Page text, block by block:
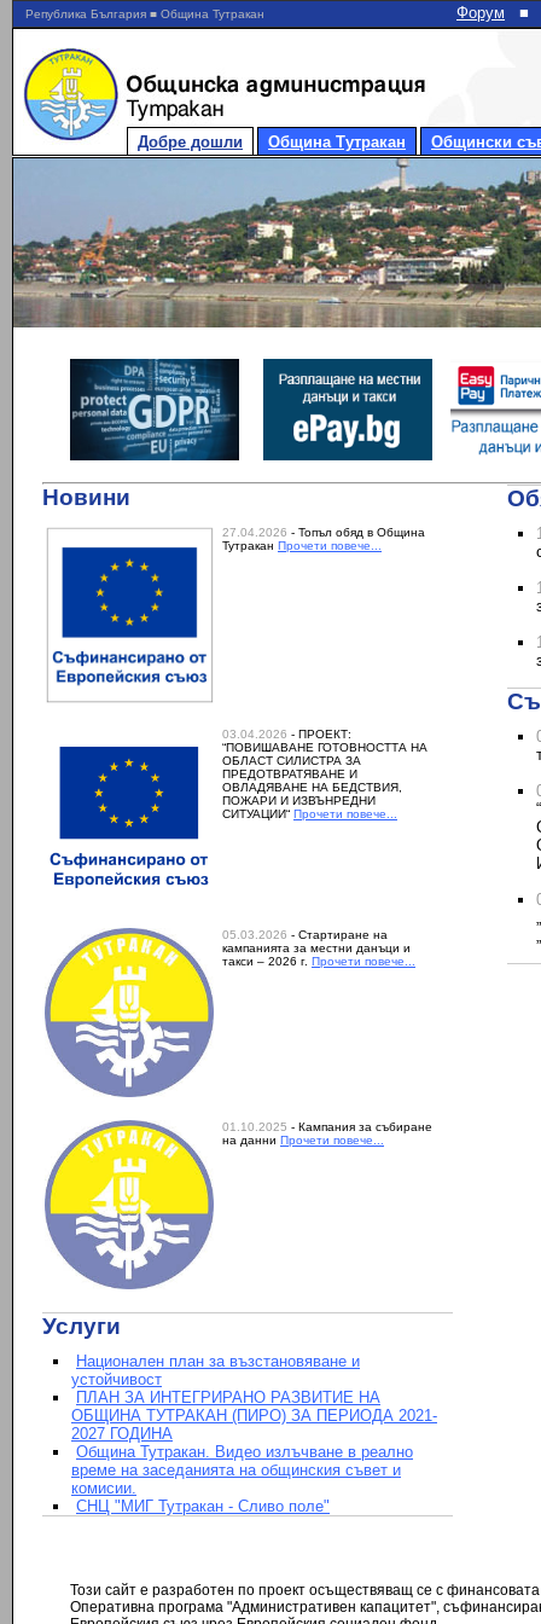
Република България ■ Община Тутракан Форум ■
Добре дошли Община Тутракан Общински
Новини
27.04.2026 - Топъл обяд в Община
Тутракан Прочети повече...
03.04.2026 - ПРОЕКТ:
“ПОВИШАВАНЕ ГОТОВНОСТТА НА
ОБЛАСТ СИЛИСТРА ЗА
ПРЕДОТВРАТЯВАНЕ И
ОВЛАДЯВАНЕ НА БЕДСТВИЯ,
ПОЖАРИ И ИЗВЪНРЕДНИ
СИТУАЦИИ“ Прочети повече...
05.03.2026 - Стартиране на
кампанията за местни данъци и
такси – 2026 г. Прочети повече...
01.10.2025 - Кампания за събиране
на данни Прочети повече...
Услуги
Национален план за възстановяване и
устойчивост
ПЛАН ЗА ИНТЕГРИРАНО РАЗВИТИЕ НА
ОБЩИНА ТУТРАКАН (ПИРО) ЗА ПЕРИОДА 2021-
2027 ГОДИНА
Община Тутракан. Видео излъчване в реално
време на заседанията на общинския съвет и
комисии.
СНЦ "МИГ Тутракан - Сливо поле"
Този сайт е разработен по проект осъществяващ се с
Оперативна програма "Административен капацитет",